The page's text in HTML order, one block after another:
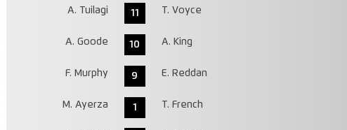
A. Tuilagi 11 T. Voyce
A. Goode 10 A. King
F. Murphy 9 E. Reddan
M. Ayerza 1 T. French